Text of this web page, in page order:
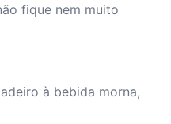
fique nem muito
à bebida morna,